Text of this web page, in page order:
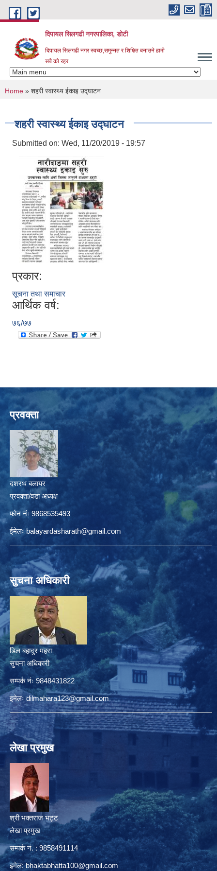
Skip to main content
दिपायल सिलगढी नगरपालिका, डोटी
दिपायल सिलगढी नगर स्वच्छ,समुन्नत र शिक्षित बनाउने हामी
सबै को रहर
You are here
Home » शहरी स्वास्थ्य ईकाइ उद्घाटन
शहरी स्वास्थ्य ईकाइ उद्घाटन
Submitted on: Wed, 11/20/2019 - 19:57
प्रकार:
सूचना तथा समाचार
आर्थिक वर्ष:
७६/७७
प्रवक्ता
दशरथ बलायर
प्रवक्ता/वडा अध्यक्ष
फोन नंः 9868535493
ईमेलःbalayardasharath@gmail.com
सुचना अधिकारी
डिल बहादुर महरा
सुचना अधिकारी
सम्पर्क नंः 9848431822
इमेलःdilmahara123@gmail.com
लेखा प्रमुख
श्री भक्तराज भट्ट
लेखा प्रमुख
सम्पर्क नं. : 9858491114
इमेल:bhaktabhatta100@gmail.com